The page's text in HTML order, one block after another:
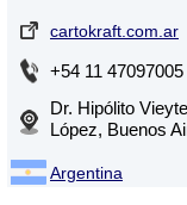
cartokraft.com.ar
+54 11 47097005
Dr. Hipólito
López, Buenos
Argentina